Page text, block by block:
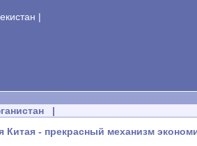
|
|
- прекрасный механизм